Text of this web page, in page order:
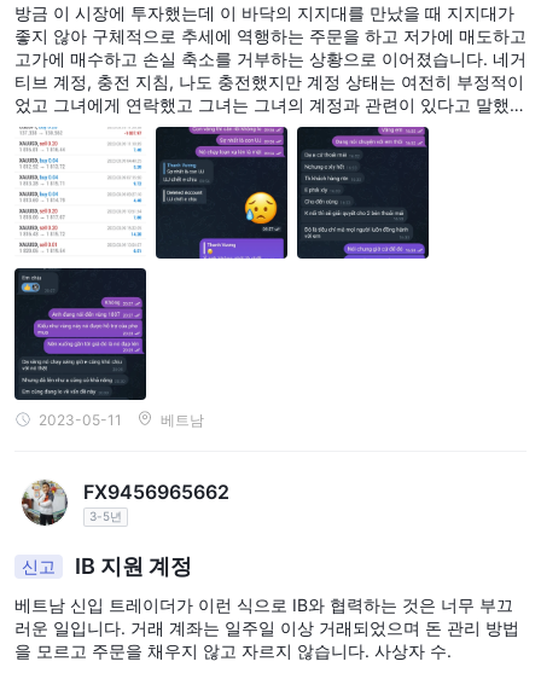
방금 이 시장에 투자했는데 이 바닥의 지지대를 만났을 때 지지대가
좋지 않아 구체적으로 추세에 역행하는 주문을 하고 저가에 매도하고
고가에 매수하고 손실 축소를 거부하는 상황으로 이어졌습니다. 네거
티브 계정, 충전 지침, 나도 충전했지만 계정 상태는 여전히 부정적이
었고 그녀에게 연락했고 그녀는 그녀의 계정과 관련이 있다고 말했고
마침내 내 계정이 소각되었고 연락했습니다. 나는 그녀를 보지 못했
습니다. 내가 그녀에게 연락했을 때 답장을 받았는데, 그런 ibs와 협
력하기 위해 베트남에 새로운 거래소가 진출하는 것은 사기 바닥과
다를 바 없다고 생각합니다. 모두 조심하시기 바랍니다.
2023-05-11 베트남
FX9456965662
3-5년
신고 IB 지원 계정
베트남 신입 트레이더가 이런 식으로 IB와 협력하는 것은 너무 부끄
러운 일입니다. 거래 계좌는 일주일 이상 거래되었으며 돈 관리 방법
을 모르고 주문을 채우지 않고 자르지 않습니다. 사상자 수.